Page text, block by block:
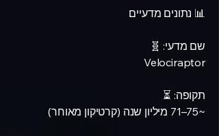
📊 נתונים מדעיים
שם מדעי: 🧬
Velociraptor
תקופה: ⏳
~75–71 מיליון שנה (קרטיקון מאוחר)